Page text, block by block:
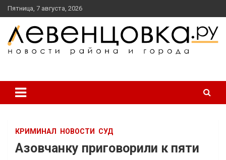
перейти
к
содержанию
Пятница, 7 августа, 2026
КРИМИНАЛ НОВОСТИ СУД
Азовчанку приговорили к пяти